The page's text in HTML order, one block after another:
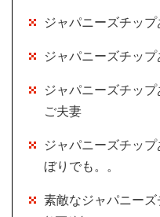
ジャパニーズチッ
ジャパニーズチッ
ジャパニーズチッ
ご夫妻
ジャパニーズチッ
ぼりでも。。
素敵なジャパニー